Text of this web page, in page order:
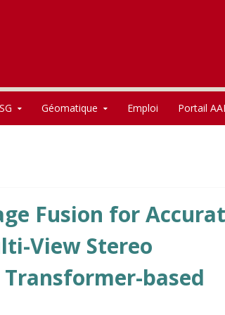
Géomatique Emploi Portail
Fusion for
View Stereo
based